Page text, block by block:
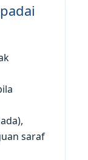
saraf